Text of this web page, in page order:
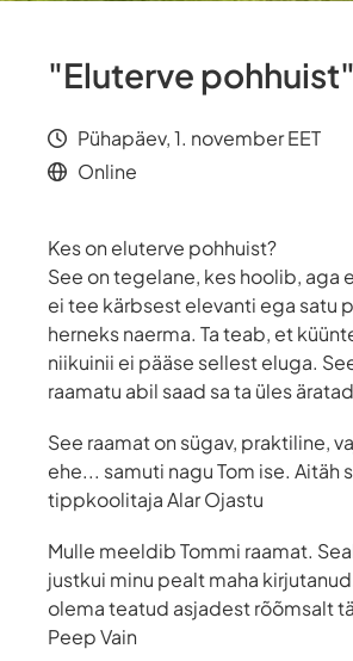
"Eluterve
Pühapäev, 1. november EET
Online
Kes on eluterve pohhuist?
See on tegelane, kes hoolib, aga
ei tee kärbsest elevanti ega satu
herneks naerma. Ta teab, et
niikuinii ei pääse sellest eluga.
raamatu abil saad sa ta üles
See raamat on sügav, praktiline,
ehe... samuti nagu Tom ise. Aitäh
tippkoolitaja Alar Ojastu
Mulle meeldib Tommi raamat.
justkui minu pealt maha
olema teatud asjadest rõõmsalt
Peep Vain